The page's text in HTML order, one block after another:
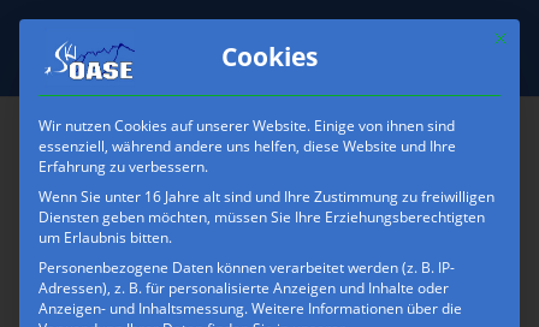
skioase-Verleih-
Skikategorien-Allrounder
Mit
Cookies
Wir nutzen Cookies auf unserer Website. Einige von ihnen sind
essenziell, während andere uns helfen, diese Website und Ihre
Erfahrung zu verbessern.
Wenn Sie unter 16 Jahre alt sind und Ihre Zustimmung zu freiwilligen
Diensten geben möchten, müssen Sie Ihre Erziehungsberechtigten
um Erlaubnis bitten.
Personenbezogene Daten können verarbeitet werden (z. B. IP-
Adressen), z. B. für personalisierte Anzeigen und Inhalte oder
Anzeigen- und Inhaltsmessung.Weitere Informationen über die